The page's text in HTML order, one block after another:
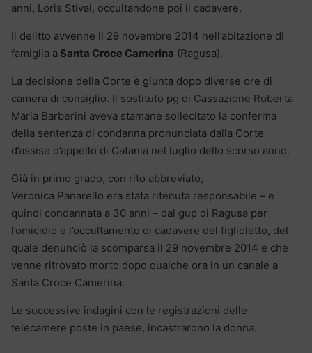
anni, Loris Stival, occultandone poi il cadavere.
Il delitto avvenne il 29 novembre 2014 nell’abitazione di
famiglia a Santa Croce Camerina (Ragusa).
La decisione della Corte è giunta dopo diverse ore di
camera di consiglio. Il sostituto pg di Cassazione Roberta
Maria Barberini aveva stamane sollecitato la conferma
della sentenza di condanna pronunciata dalla Corte
d’assise d’appello di Catania nel luglio dello scorso anno.
Già in primo grado, con rito abbreviato,
Veronica Panarello era stata ritenuta responsabile – e
quindi condannata a 30 anni – dal gup di Ragusa per
l’omicidio e l’occultamento di cadavere del figlioletto, del
quale denunciò la scomparsa il 29 novembre 2014 e che
venne ritrovato morto dopo qualche ora in un canale a
Santa Croce Camerina.
Le successive indagini con le registrazioni delle
telecamere poste in paese, incastrarono la donna.